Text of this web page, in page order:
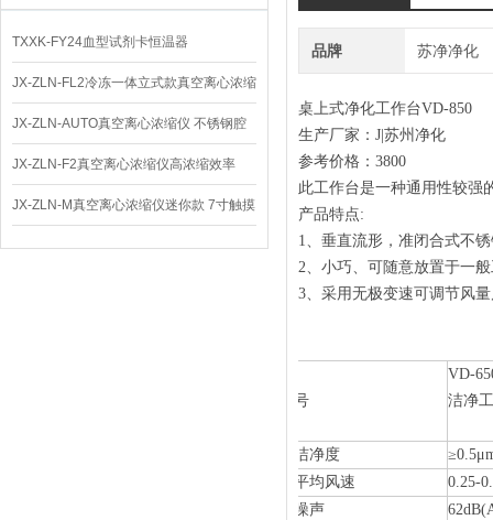
TXXK-FY24血型试剂卡恒温器
JX-ZLN-FL2冷冻一体立式款真空离心浓缩
仪 低温功能
JX-ZLN-AUTO真空离心浓缩仪 不锈钢腔
体
JX-ZLN-F2真空离心浓缩仪高浓缩效率
JX-ZLN-M真空离心浓缩仪迷你款 7寸触摸
屏
品牌 苏净净化
桌上式净化工作台VD-850
生产厂家：J|苏州 净化
参考价格：3800
此工作台是一种通用性较强
产品特点:
1、垂直流形，准闭合式不
2、小巧、可随意放置于一
3、采用无极变速可调节风
号
VD-
洁净
洁净度
平均风速
0.25-
噪声